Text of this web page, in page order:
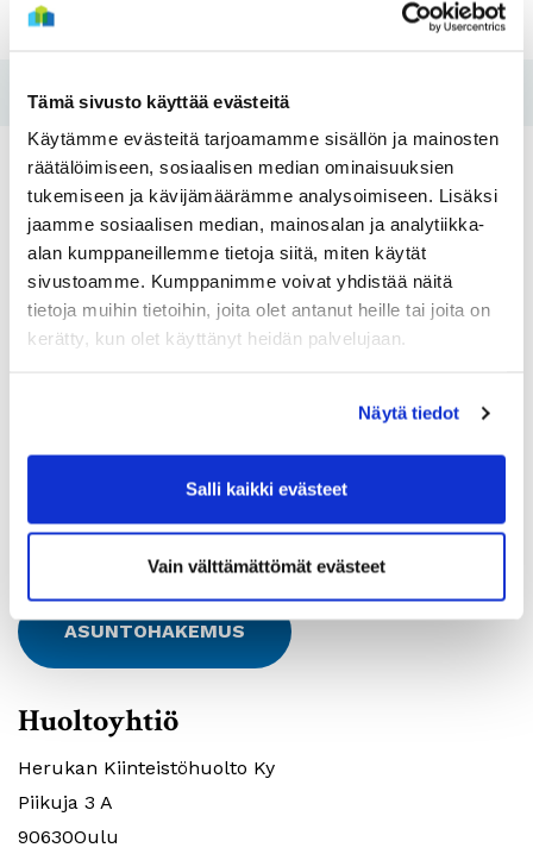
Tämä sivusto käyttää evästeitä
Käytämme evästeitä tarjoamamme sisällön ja mainosten
räätälöimiseen, sosiaalisen median ominaisuuksien
tukemiseen ja kävijämäärämme analysoimiseen. Lisäksi
jaamme sosiaalisen median, mainosalan ja analytiikka-
alan kumppaneillemme tietoja siitä, miten käytät
sivustoamme. Kumppanimme voivat yhdistää näitä
tietoja muihin tietoihin, joita olet antanut heille tai joita on
kerätty, kun olet käyttänyt heidän palvelujaan.
Näytä tiedot
Salli kaikki evästeet
Vain välttämättömät evästeet
Pesutupa
Hissi Ei
Tulo- ja varallisuusraja Kyllä
Asunnot
Huoneistotyyppi:
1H+KK
Lkm:
1
ASUNTOHAKEMUS
Huoltoyhtiö
Herukan Kiinteistöhuolto Ky
Piikuja 3 A
90630Oulu